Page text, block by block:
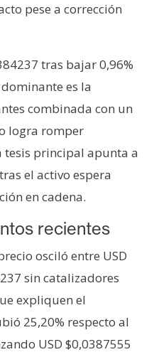
pese a corrección
tras bajar 0,96%
es la
combinada con un
logra romper
tesis principal apunta a
el activo espera
en cadena.
recientes
osciló entre USD
sin catalizadores
expliquen el
25,20% respecto al
USD $0,0387555